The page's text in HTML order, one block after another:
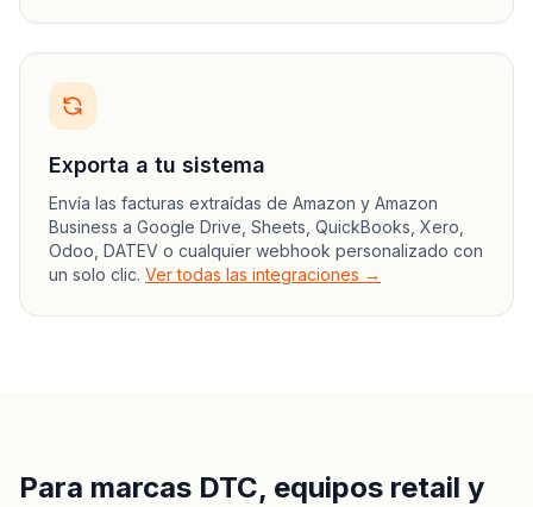
Exporta a tu sistema
Envía las facturas extraídas de Amazon y Amazon
Business a Google Drive, Sheets, QuickBooks, Xero,
Odoo, DATEV o cualquier webhook personalizado con
un solo clic. Ver todas las integraciones →
Para marcas DTC, equipos retail y